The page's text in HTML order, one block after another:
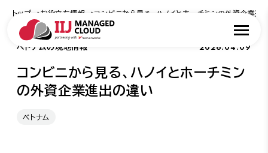
トップ お役立ち情報 コンビニから見る、ハノイとホーチミンの外資企業進
ベトナムの現地情報 2026.04.09
コンビニから見る、ハノイとホーチミン
の外資企業進出の違い
ベトナム